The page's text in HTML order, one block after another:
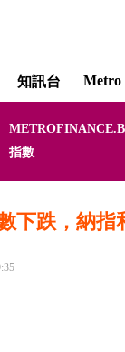
知訊台 Metro
指數
下跌，納指